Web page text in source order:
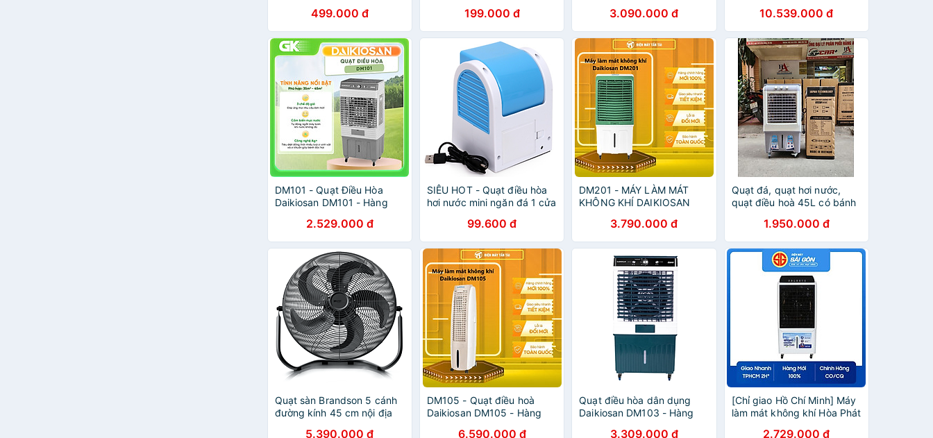
499.000 đ
4000mAh, Đèn Ngủ Đa Sắc
- HÀNG CHÍNH HÃNG
MINIIN
199.000 đ 3.090.000 đ 10.539.000 đ
DM101 - Quạt Điều Hòa
Daikiosan DM101 - Hàng
2.529.000 đ
SIÊU HOT - Quạt điều hòa
hơi nước mini ngăn đá 1 cửa
USB 206128( hàng nhập
khẩu )
99.600 đ
DM201 - MÁY LÀM MÁT
KHÔNG KHÍ DAIKIOSAN
3.790.000 đ
Quạt đá, quạt hơi nước,
quạt điều hoà 45L có bánh
Hàng chính hãng
1.950.000 đ
Quạt sàn Brandson 5 cánh
đường kính 45 cm nội địa
5.390.000 đ
DM105 - Quạt điều hoà
Daikiosan DM105 - Hàng
6.590.000 đ
Quạt điều hòa dân dụng
Daikiosan DM103 - Hàng
3.309.000 đ
[Chỉ giao Hồ Chí Minh] Máy
làm mát không khí Hòa Phát
2.729.000 đ